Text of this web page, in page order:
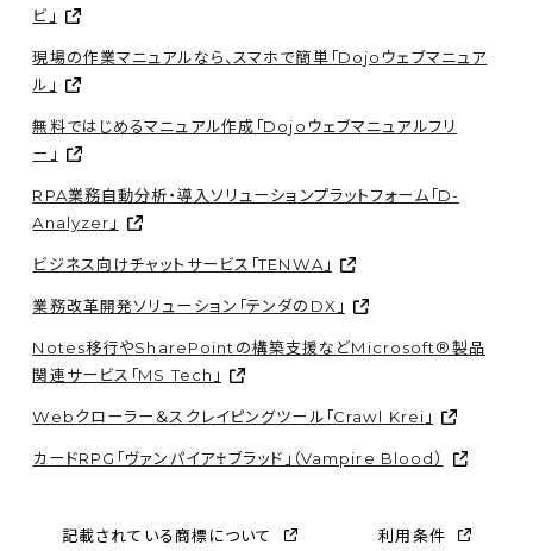
ビ」
現場の作業マニュアルなら、スマホで簡単「Dojoウェブマニュア
ル」
無料ではじめるマニュアル作成「Dojoウェブマニュアルフリ
ー」
RPA業務自動分析・導入ソリューションプラットフォーム「D-
Analyzer」
ビジネス向けチャットサービス「TENWA」
業務改革開発ソリューション「テンダのDX」
Notes移行やSharePointの構築支援などMicrosoft®製品
関連サービス「MS Tech」
Webクローラー＆スクレイピングツール「Crawl Krei」
カードRPG「ヴァンパイア♰ブラッド」（Vampire Blood）
記載されている商標について 利用条件